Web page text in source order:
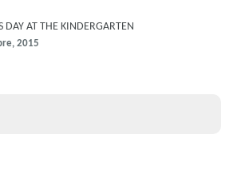
DAY AT THE KINDERGARTEN
2015